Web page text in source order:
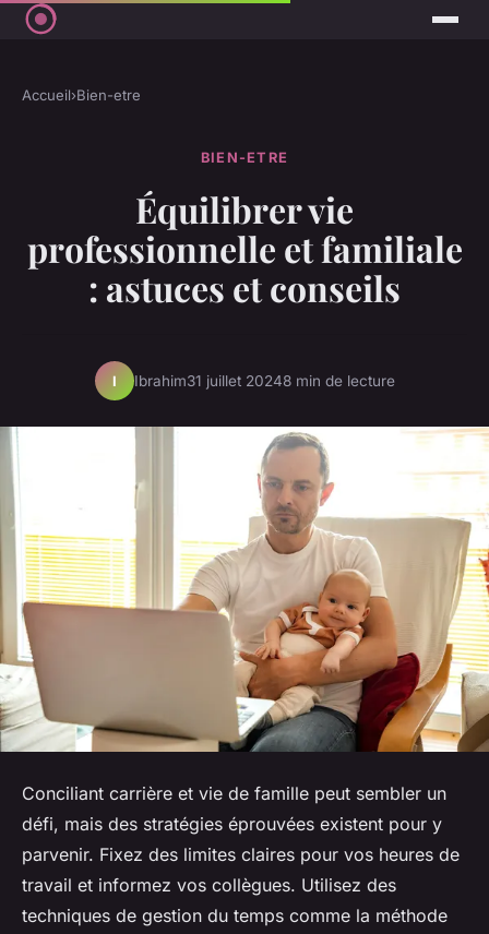
Accueil›Bien-etre
BIEN-ETRE
Équilibrer vie
professionnelle et familiale
: astuces et conseils
I Ibrahim31 juillet 20248 min de lecture
Conciliant carrière et vie de famille peut sembler un
défi, mais des stratégies éprouvées existent pour y
parvenir. Fixez des limites claires pour vos heures de
travail et informez vos collègues. Utilisez des
techniques de gestion du temps comme la méthode